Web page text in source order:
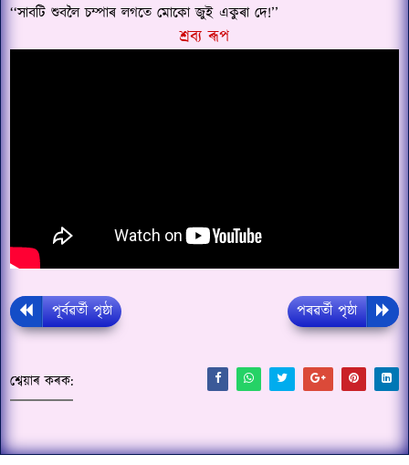
‘‘সাবটি শুবলৈ চম্পাৰ লগতে মোকো জুই একুৰা দে!’’
শ্ৰব্য ৰূপ
পূৰ্বৱৰ্তী পৃষ্ঠা পৰৱৰ্তী পৃষ্ঠা
শ্বেয়াৰ কৰক: